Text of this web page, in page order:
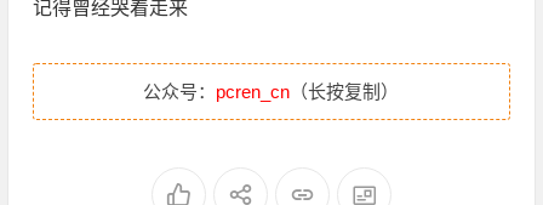
记得曾经哭着走来
公众号： pcren_cn （长按复制）